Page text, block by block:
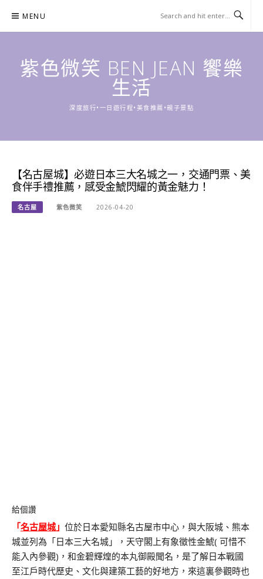
content
MENU
紫色微笑 BEN JEAN 饗樂
生活
深度旅行•一日遊行程•美食推薦•親子景點
【名古屋城】必遊日本三大名城之一，交通門票、美
食伴手禮推薦，感受金鯱閃耀的黃金魅力！
名古屋 紫色微笑 2026-04-20
給個讚
「名古屋城」 位於日本愛知縣名古屋市中心，與大阪城、熊本
城並列為「日本三大名城」，天守閣上有象徵性金鯱( 可惜不
能入內參觀)，和金碧輝煌的本丸御殿聞名，是了解日本戰國
至江戶時代歷史、文化與建築工藝的好地方，來這裏參觀時也